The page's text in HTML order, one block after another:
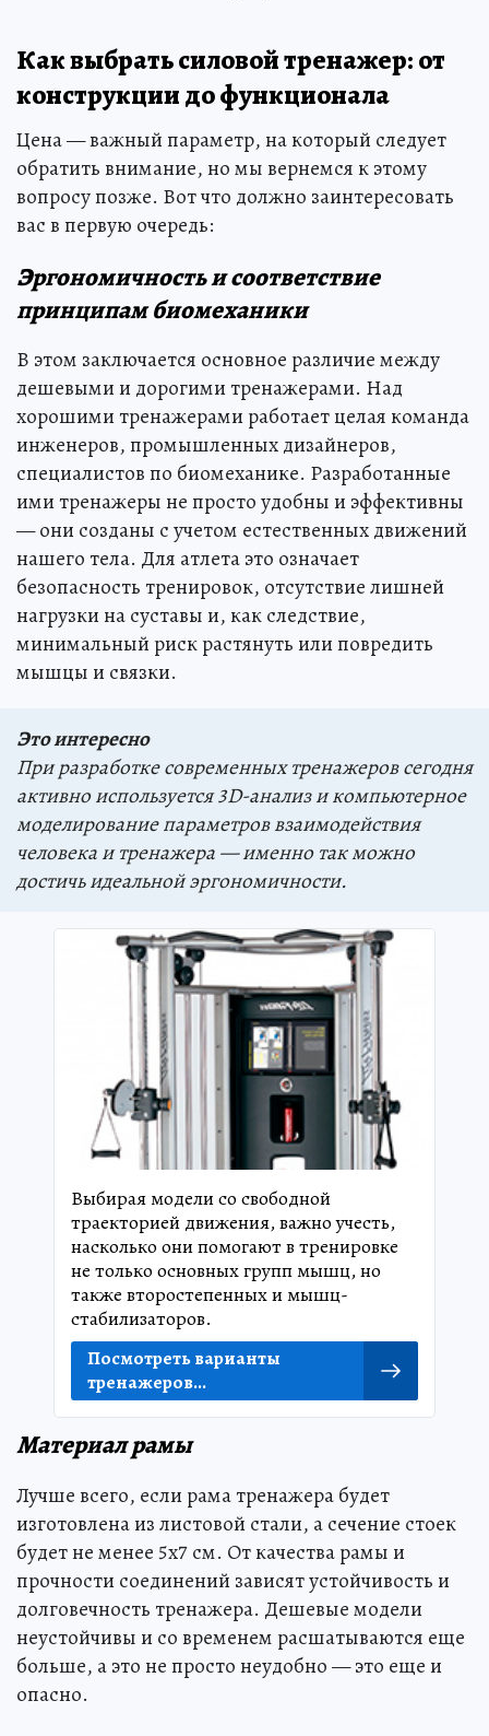
Как выбрать силовой тренажер: от
конструкции до функционала
Цена — важный параметр, на который следует
обратить внимание, но мы вернемся к этому
вопросу позже. Вот что должно заинтересовать
вас в первую очередь:
Эргономичность и соответствие
принципам биомеханики
В этом заключается основное различие между
дешевыми и дорогими тренажерами. Над
хорошими тренажерами работает целая команда
инженеров, промышленных дизайнеров,
специалистов по биомеханике. Разработанные
ими тренажеры не просто удобны и эффективны
— они созданы с учетом естественных движений
нашего тела. Для атлета это означает
безопасность тренировок, отсутствие лишней
нагрузки на суставы и, как следствие,
минимальный риск растянуть или повредить
мышцы и связки.
Это интересно
При разработке современных тренажеров сегодня
активно используется 3D-анализ и компьютерное
моделирование параметров взаимодействия
человека и тренажера — именно так можно
достичь идеальной эргономичности.
Выбирая модели со свободной
траекторией движения, важно учесть,
насколько они помогают в тренировке
не только основных групп мышц, но
также второстепенных и мышц-
стабилизаторов.
Посмотреть варианты
тренажеров...
Материал рамы
Лучше всего, если рама тренажера будет
изготовлена из листовой стали, а сечение стоек
будет не менее 5х7 см. От качества рамы и
прочности соединений зависят устойчивость и
долговечность тренажера. Дешевые модели
неустойчивы и со временем расшатываются еще
больше, а это не просто неудобно — это еще и
опасно.